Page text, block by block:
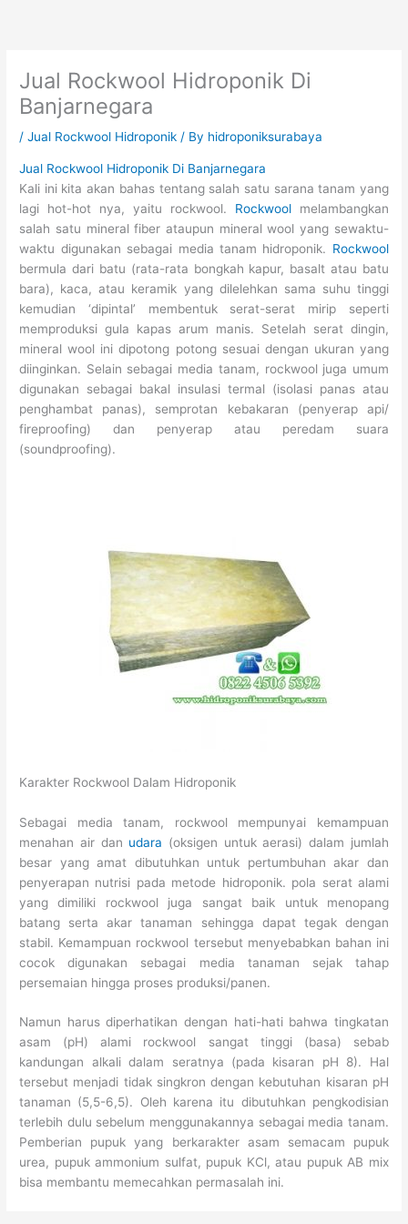
Jual Rockwool Hidroponik Di
Banjarnegara
/Jual Rockwool Hidroponik / By hidroponiksurabaya
Jual Rockwool Hidroponik Di Banjarnegara
Kali ini kita akan bahas tentang salah satu sarana tanam yang
lagi hot-hot nya, yaitu rockwool. Rockwoolmelambangkan
salah satu mineral fiber ataupun mineral wool yang sewaktu-
waktu digunakan sebagai media tanam hidroponik. Rockwool
bermula dari batu (rata-rata bongkah kapur, basalt atau batu
bara), kaca, atau keramik yang dilelehkan sama suhu tinggi
kemudian ‘dipintal’ membentuk serat-serat mirip seperti
memproduksi gula kapas arum manis. Setelah serat dingin,
mineral wool ini dipotong potong sesuai dengan ukuran yang
diinginkan. Selain sebagai media tanam, rockwool juga umum
digunakan sebagai bakal insulasi termal (isolasi panas atau
penghambat panas), semprotan kebakaran (penyerap api/
fireproofing) dan penyerap atau peredam suara
(soundproofing).
Karakter Rockwool Dalam Hidroponik
Sebagai media tanam, rockwool mempunyai kemampuan
menahan air dan udara (oksigen untuk aerasi) dalam jumlah
besar yang amat dibutuhkan untuk pertumbuhan akar dan
penyerapan nutrisi pada metode hidroponik. pola serat alami
yang dimiliki rockwool juga sangat baik untuk menopang
batang serta akar tanaman sehingga dapat tegak dengan
stabil. Kemampuan rockwool tersebut menyebabkan bahan ini
cocok digunakan sebagai media tanaman sejak tahap
persemaian hingga proses produksi/panen.
Namun harus diperhatikan dengan hati-hati bahwa tingkatan
asam (pH) alami rockwool sangat tinggi (basa) sebab
kandungan alkali dalam seratnya (pada kisaran pH 8). Hal
tersebut menjadi tidak singkron dengan kebutuhan kisaran pH
tanaman (5,5-6,5). Oleh karena itu dibutuhkan pengkodisian
terlebih dulu sebelum menggunakannya sebagai media tanam.
Pemberian pupuk yang berkarakter asam semacam pupuk
urea, pupuk ammonium sulfat, pupuk KCl, atau pupuk AB mix
bisa membantu memecahkan permasalah ini.